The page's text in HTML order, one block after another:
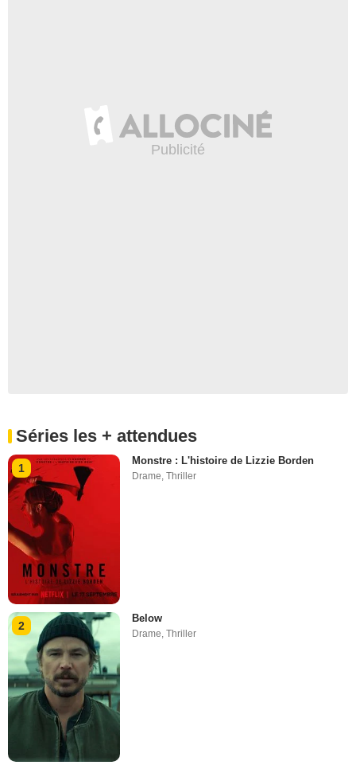
Séries les + attendues
1
Monstre : L'histoire de Lizzie Borden
Drame ,Thriller
2
Below
Drame,Thriller